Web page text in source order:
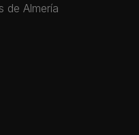
de Almería